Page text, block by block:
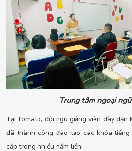
Trung tâm ngoại
Tại Tomato, đội ngũ giảng viên dày dặn
đã thành công đào tạo các khóa
cấp trong nhiều năm liền.